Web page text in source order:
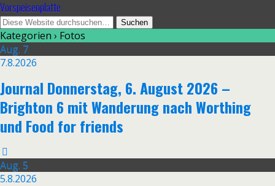
Vorspeisenplatte
Kategorien › Fotos
Aug. 7
7.8.2026
Journal Donnerstag, 6. August 2026 –
Brighton 6 mit Wanderung nach Worthing
und Food for friends
Aug. 5
5.8.2026